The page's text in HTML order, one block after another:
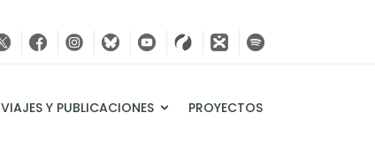
VIAJES Y PUBLICACIONES PROYECTOS